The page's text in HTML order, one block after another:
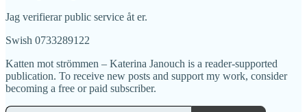
Jag verifierar public service åt er.
Swish 0733289122
Katten mot strömmen – Katerina Janouch is a reader-supported
publication. To receive new posts and support my work, consider
becoming a free or paid subscriber.